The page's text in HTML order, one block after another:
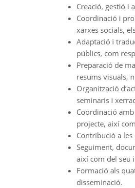
Creació, gestió i
Coordinació i
xarxes socials,
Adaptació i
públics, com
Preparació de
resums visuals,
Organització
seminaris i
Coordinació
projecte, així
Contribució a les
Seguiment,
així com del seu
Formació als
disseminació.